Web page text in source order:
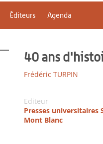
Éditeurs Agenda
40 ans
Frédéric TURPIN
Editeur
Presses universitaires
Mont Blanc